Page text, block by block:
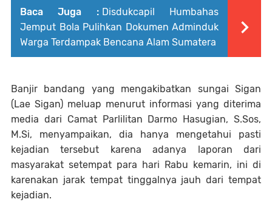
Baca Juga : Disdukcapil Humbahas
Jemput Bola Pulihkan Dokumen Adminduk
Warga Terdampak Bencana Alam Sumatera
Banjir bandang yang mengakibatkan sungai Sigan
(Lae Sigan) meluap menurut informasi yang diterima
media dari Camat Parlilitan Darmo Hasugian, S.Sos,
M.Si, menyampaikan, dia hanya mengetahui pasti
kejadian tersebut karena adanya laporan dari
masyarakat setempat para hari Rabu kemarin, ini di
karenakan jarak tempat tinggalnya jauh dari tempat
kejadian.